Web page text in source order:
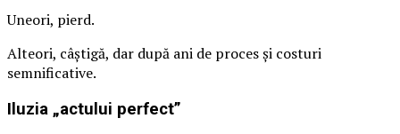
Uneori, pierd.
Alteori, câștigă, dar după ani de proces și costuri
semnificative.
Iluzia „actului perfect”